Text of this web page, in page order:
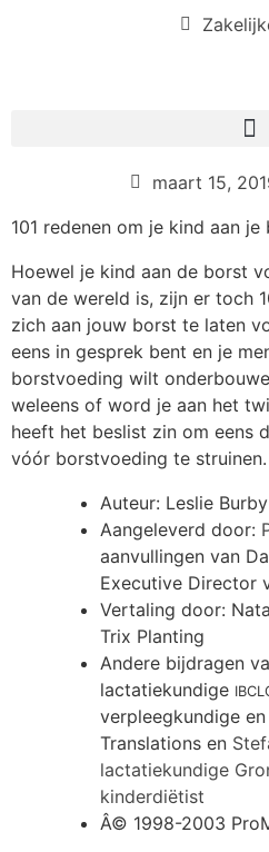
maart 15,
101 redenen om je kind aan
Hoewel je kind aan de borst
van de wereld is, zijn er toch
zich aan jouw borst te laten
eens in gesprek bent en je
borstvoeding wilt
weleens of word je aan het
heeft het beslist zin om eens
vóór borstvoeding te
Auteur: Leslie Burby
Aangeleverd door:
aanvullingen van
Executive Director
Vertaling door:
Trix Planting
Andere bijdragen
lactatiekundige
verpleegkundige
Translations en
lactatiekundige
kinderdiëtist
Â© 1998-2003